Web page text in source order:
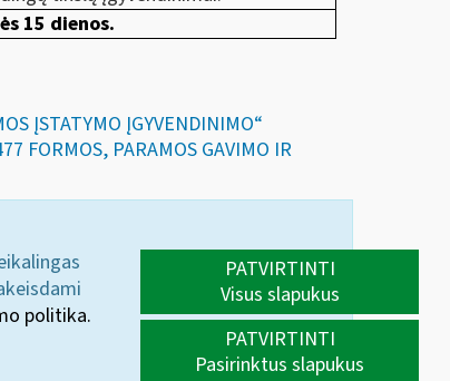
15 dienos.
ĮSTATYMO ĮGYVENDINIMO“
FORMOS, PARAMOS GAVIMO IR
politika.
PATVIRTINTI
Visus slapukus
PATVIRTINTI
Pasirinktus slapukus